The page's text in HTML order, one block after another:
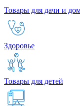
Товары для дачи и
Здоровье
Товары для детей